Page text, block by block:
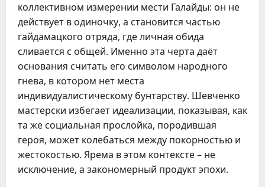
коллективном измерении мести Галайды: он не
действует в одиночку, а становится частью
гайдамацкого отряда, где личная обида
сливается с общей. Именно эта черта даёт
основания считать его символом народного
гнева, в котором нет места
индивидуалистическому бунтарству. Шевченко
мастерски избегает идеализации, показывая, как
та же социальная прослойка, породившая
героя, может колебаться между покорностью и
жестокостью. Ярема в этом контексте – не
исключение, а закономерный продукт эпохи.